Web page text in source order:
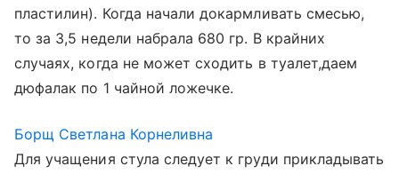
пластилин). Когда начали докармливать смесью,
то за 3,5 недели набрала 680 гр. В крайних
случаях, когда не может сходить в туалет,даем
дюфалак по 1 чайной ложечке.
Борщ Светлана Корнеливна
Для учащения стула следует к груди прикладывать